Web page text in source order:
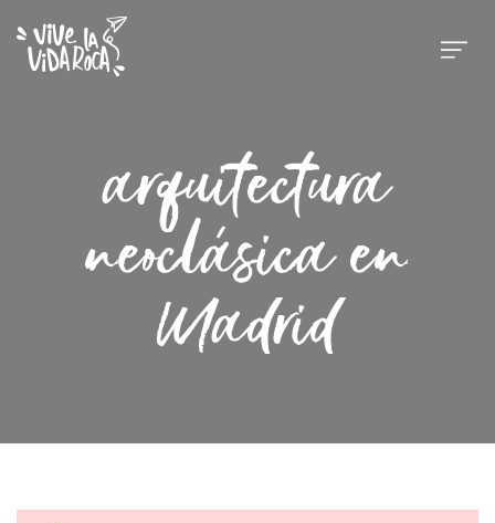
arquitectura
neoclásica en
Madrid